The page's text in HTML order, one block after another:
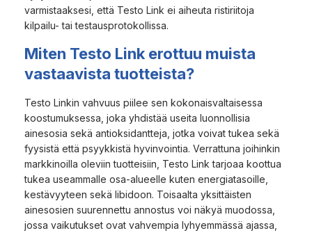
varmistaaksesi, että Testo Link ei aiheuta ristiriitoja
kilpailu- tai testausprotokollissa.
Miten Testo Link erottuu muista
vastaavista tuotteista?
Testo Linkin vahvuus piilee sen kokonaisvaltaisessa
koostumuksessa, joka yhdistää useita luonnollisia
ainesosia sekä antioksidantteja, jotka voivat tukea sekä
fyysistä että psyykkistä hyvinvointia. Verrattuna joihinkin
markkinoilla oleviin tuotteisiin, Testo Link tarjoaa koottua
tukea useammalle osa-alueelle kuten energiatasoille,
kestävyyteen sekä libidoon. Toisaalta yksittäisten
ainesosien suurennettu annostus voi näkyä muodossa,
jossa vaikutukset ovat vahvempia lyhyemmässä ajassa,